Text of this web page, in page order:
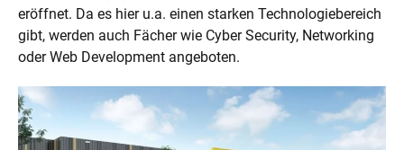
eröffnet. Da es hier u.a. einen starken Technologiebereich
gibt, werden auch Fächer wie Cyber Security, Networking
oder Web Development angeboten.